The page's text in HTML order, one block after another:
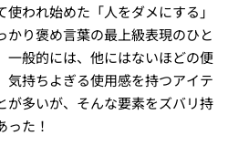
われ始めた「人をダメにする」
かり褒め言葉の最上級表現のひと
一般的には、他にはないほどの便
気持ちよぎる使用感を持つアイテ
が多いが、そんな要素をズバリ持
った！